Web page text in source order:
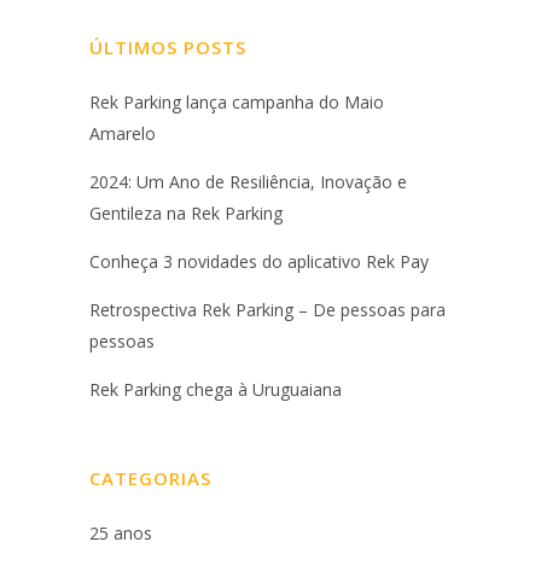
ÚLTIMOS POSTS
Rek Parking lança campanha do Maio
Amarelo
2024: Um Ano de Resiliência, Inovação e
Gentileza na Rek Parking
Conheça 3 novidades do aplicativo Rek Pay
Retrospectiva Rek Parking – De pessoas para
pessoas
Rek Parking chega à Uruguaiana
CATEGORIAS
25 anos